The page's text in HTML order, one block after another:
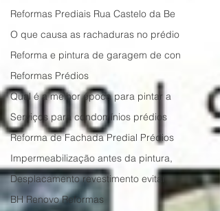
Reformas Prediais Rua Castelo da Be
O que causa as rachaduras no prédio
Reforma e pintura de garagem de con
Reformas Prédios
Qual é a melhor época para pintar a
Serviços para condomínios prédios
Reforma de Fachada Predial Prédios
Impermeabilização antes da pintura,
Desplacamento revestimento evitar
BH Renovo Reformas